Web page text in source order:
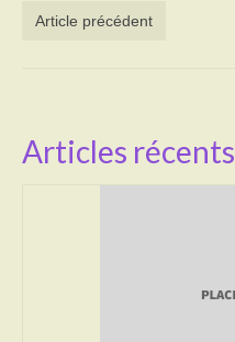
Article précédent
Articles récents